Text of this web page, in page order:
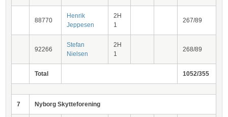
88770
Henrik
Jeppesen
2H
1
267/89
92266
Stefan
Nielsen
2H
1
268/89
Total 1052/355
7 Nyborg Skytteforening